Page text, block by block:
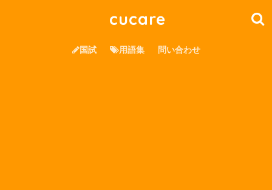
cucare
国試 用語集 問い合わせ